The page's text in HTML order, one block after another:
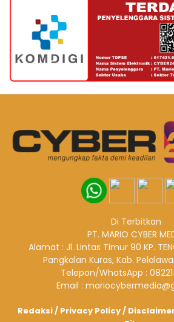
Di Terbitkan
PT. MARIO CYBER
Alamat : Jl. Lintas Timur 90 KP.
Pangkalan Kuras, Kab.
Telepon/WhatsApp :
Email :
Redaksi/ Privacy Policy/